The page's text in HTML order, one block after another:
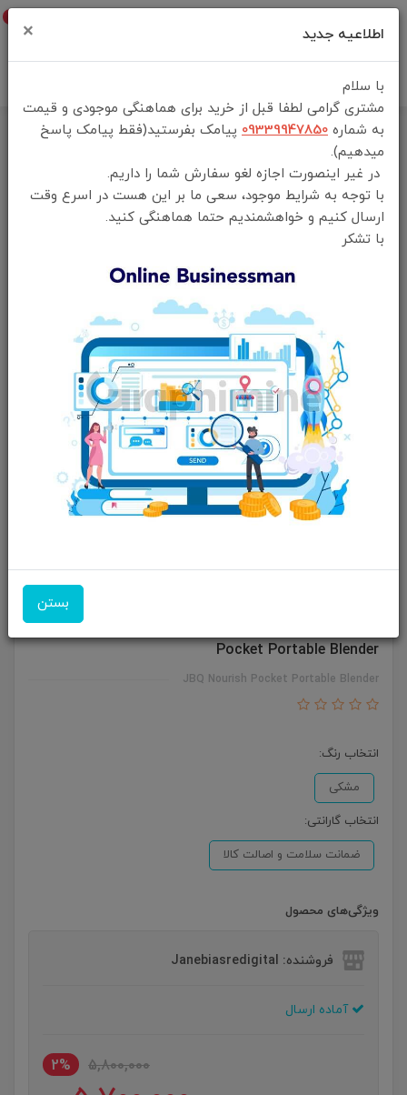
خانه
فهرست محصولات
Blender
مخلوط کن شارژی (شیکر) جی بی کیو مدل JBQ Nourish
Pocket Portable Blender
JBQ Nourish Pocket Portable Blender
انتخاب رنگ:
مشکی
انتخاب گارانتی:
ضمانت سلامت و اصالت کالا
ویژگی‌های محصول
فروشنده: Janebiasredigital
آماده ارسال
5,800,000
2%
اطلاعیه جدید ×
با سلام
مشتری گرامی لطفا قبل از خرید برای هماهنگی موجودی و قیمت
به شماره 09339947850 پیامک بفرستید(فقط پیامک پاسخ
میدهیم).
در غیر اینصورت اجازه لغو سفارش شما را داریم.
با توجه به شرایط موجود، سعی ما بر این هست در اسرع وقت
ارسال کنیم و خواهشمندیم حتما هماهنگی کنید.
با تشکر
بستن